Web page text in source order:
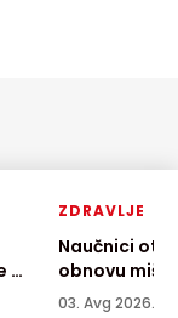
ZDRAVLJE
Naučnici
obnovu
03. Avg 2026.